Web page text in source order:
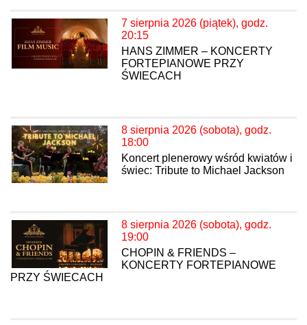
7 sierpnia 2026 (piątek), godz.
20:15
HANS ZIMMER – KONCERTY
FORTEPIANOWE PRZY
ŚWIECACH
8 sierpnia 2026 (sobota), godz.
18:00
Koncert plenerowy wśród kwiatów i
świec: Tribute to Michael Jackson
8 sierpnia 2026 (sobota), godz.
19:00
CHOPIN & FRIENDS –
KONCERTY FORTEPIANOWE
PRZY ŚWIECACH